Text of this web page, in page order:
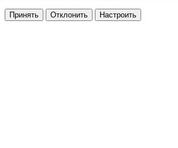
Принять Отклонить Настроить